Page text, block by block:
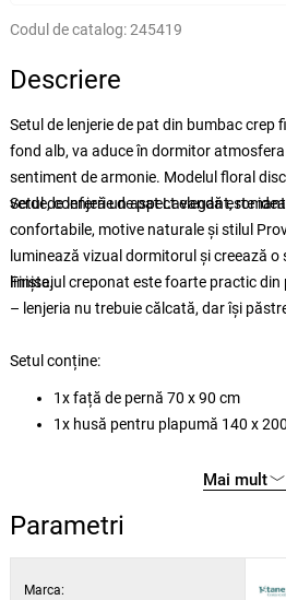
Codul de catalog:245419
Descriere
Setul de lenjerie de pat din bumbac crep
fond alb, va aduce în dormitor atmosfera
sentiment de armonie. Modelul floral
verde, conferă un aspect elegant,
Setul de lenjerie de pat Lavandă este
confortabile, motive naturale și stilul
luminează vizual dormitorul și creează o
liniște.
Finisajul creponat este foarte practic
– lenjeria nu trebuie călcată, dar își
Setul conține:
1x față de pernă 70 x 90 cm
1x husă pentru plapumă 140 x
Mai mult
Parametri
Marca: